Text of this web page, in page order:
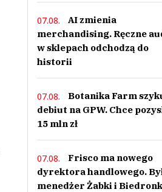
07.08.
AI zmienia
merchandising. Ręczne
w sklepach odchodzą do
historii
07.08.
Botanika Farm
debiut na GPW. Chce
15 mln zł
07.08.
Frisco ma nowego
dyrektora handlowego.
menedżer Żabki i